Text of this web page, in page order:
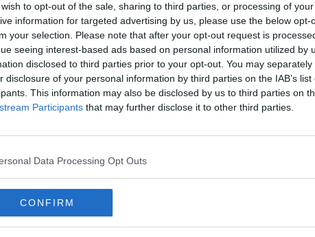
to opt-out of the sale, sharing to third parties, or processing of
information for targeted advertising by us, please use the below opt-
your selection. Please note that after your opt-out request is
seeing interest-based ads based on personal information utilized by
disclosed to third parties prior to your opt-out. You may
disclosure of your personal information by third parties on the IAB’s list
This information may also be disclosed by us to third parties on
Participants that may further disclose it to other third parties.
Data Processing Opt Outs
CONFIRM
di promozione per il territorio e conferma l’interesse
di dialogo tra patrimonio storico e innovazione contemporanea,
Toscana iscriviti alla
nella tua casella di posta.
pedonali
Festival